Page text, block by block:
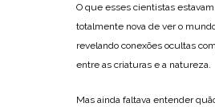
O que esses cientistas
totalmente nova de ver o
revelando conexões ocultas
entre as criaturas e a natureza.
Mas ainda faltava entender